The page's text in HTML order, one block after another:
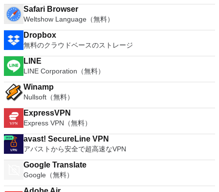
Safari Browser
Weltshow Language（無料）
Dropbox
無料のクラウドベースのストレージ
LINE
LINE Corporation（無料）
Winamp
Nullsoft（無料）
ExpressVPN
Express VPN（無料）
avast! SecureLine VPN
アバストから安全で超高速なVPN
Google Translate
Google（無料）